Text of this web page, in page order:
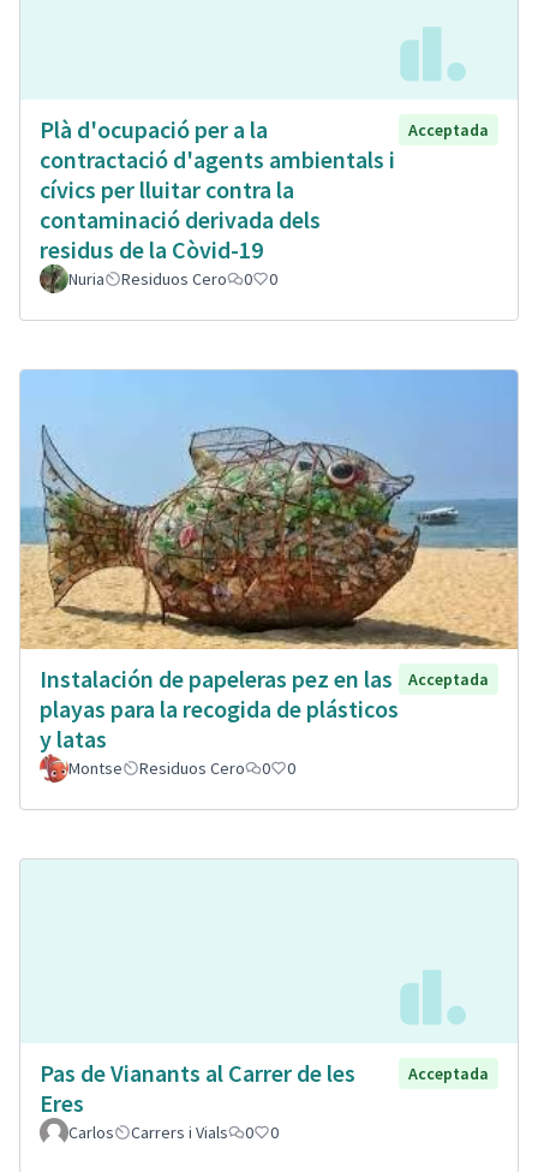
Plà d'ocupació per a la
contractació d'agents ambientals i
cívics per lluitar contra la
contaminació derivada dels
residus de la Còvid-19
Acceptada
Nuria Residuos Cero 0 0
Instalación de papeleras pez en las
playas para la recogida de plásticos
y latas
Acceptada
Montse Residuos Cero 0 0
Pas de Vianants al Carrer de les
Eres
Acceptada
Carlos Carrers i Vials 0 0